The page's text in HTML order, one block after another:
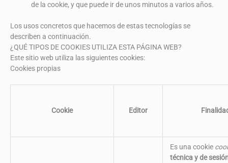
de la cookie, y que puede ir de unos minutos a varios años.
Los usos concretos que hacemos de estas tecnologías se
describen a continuación.
¿QUÉ TIPOS DE COOKIES UTILIZA ESTA PÁGINA WEB?
Este sitio web utiliza las siguientes cookies:
Cookies propias
Cookie Editor
Es una cookie
técnica y de